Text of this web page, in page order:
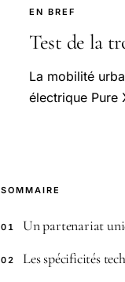
EN BREF
Test de la
La mobilité
électrique Pure
SOMMAIRE
01 Un partenariat
02 Les spécificités